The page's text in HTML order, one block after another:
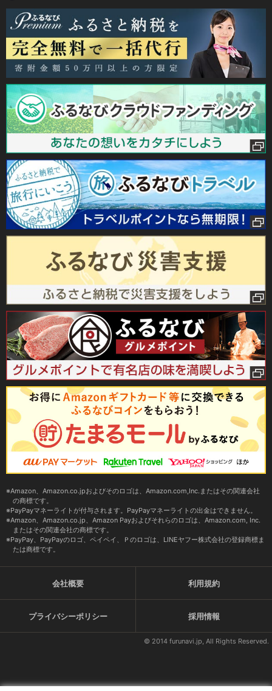
Amazon、Amazon.co.jpおよびそのロゴは、Amazon.com,Inc.またはその関連会社
の商標です。
PayPayマネーライトが付与されます。PayPayマネーライトの出金はできません。
Amazon、Amazon.co.jp、Amazon Payおよびそれらのロゴは、Amazon.com, Inc.
またはその関連会社の商標です。
PayPay、PayPayのロゴ、ペイペイ、Ｐのロゴは、LINEヤフー株式会社の登録商標ま
たは商標です。
会社概要 利用規約
プライバシーポリシー 採用情報
© 2014 furunavi.jp, All Rights Reserved.